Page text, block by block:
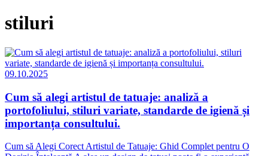
stiluri
09.10.2025
Cum să alegi artistul de tatuaje: analiză a
portofoliului, stiluri variate, standarde de igienă și
importanța consultului.
Cum să Alegi Corect Artistul de Tatuaje: Ghid Complet pentru O